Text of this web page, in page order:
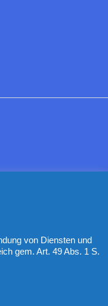
von Diensten und
gem. Art. 49 Abs. 1 S.